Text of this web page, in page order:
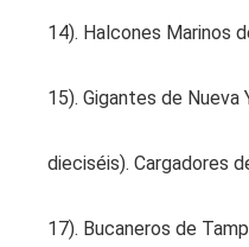
14). Halcones Marinos
15). Gigantes de Nueva
dieciséis). Cargadores
17). Bucaneros de